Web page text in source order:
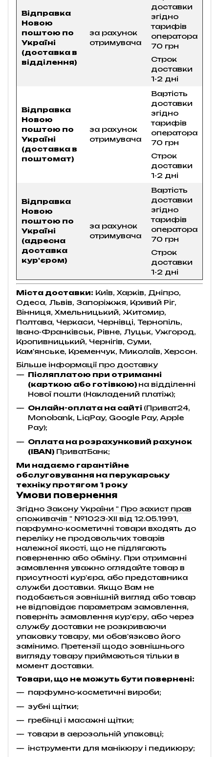
Відправка
Новою
поштою по
Україні
(доставка в
відділення)
за рахунок
отримувача
доставки
згідно
тарифів
оператора
70 грн
Строк
доставки
1-2 дні
Відправка
Новою
поштою по
Україні
(доставка в
поштомат)
за рахунок
отримувача
Вартість
доставки
згідно
тарифів
оператора
70 грн
Строк
доставки
1-2 дні
Відправка
Новою
поштою по
Україні
(адресна
доставка
кур'єром)
за рахунок
отримувача
Вартість
доставки
згідно
тарифів
оператора
70 грн
Строк
доставки
1-2 дні
Міста доставки: Київ, Харків, Дніпро,
Одеса, Львів, Запоріжжя, Кривий Ріг,
Вінниця, Хмельницький, Житомир,
Полтава, Черкаси, Чернівці, Тернопіль,
Івано-Франківськ, Рівне, Луцьк, Ужгород,
Кропивницький, Чернігів, Суми,
Кам'янське, Кременчук, Миколаїв, Херсон.
Більше інформації про доставку
Післяплатою при отриманні
(карткою або готівкою) на відділенні
Нової пошти (Накладений платіж);
Онлайн-оплата на сайті (Приват24,
Monobank, LiqPay, Google Pay, Apple
Pay);
Оплата на розрахунковий рахунок
(IBAN) ПриватБанк;
Ми надаємо гарантійне
обслуговування на перукарську
техніку протягом 1 року
Умови повернення
Згідно Закону України " Про захист прав
споживачів " №1023-XII від 12.05.1991,
парфумно-косметичні товари входять до
переліку не продовольчих товарів
належної якості, що не підлягають
поверненню або обміну. При отриманні
замовлення уважно оглядайте товар в
присутності кур'єра, або представника
служби доставки. Якщо Вам не
подобається зовнішній вигляд або товар
не відповідає параметрам замовлення,
поверніть замовлення кур'єру, або через
службу доставки не розкриваючи
упаковку товару, ми обов'язково його
замінимо. Претензії щодо зовнішнього
вигляду товару приймаються тільки в
момент доставки.
Товари, що не можуть бути повернені:
парфумно-косметичні вироби;
зубні щітки;
гребінці і масажні щітки;
товари в аерозольній упаковці;
інструменти для манікюру і педикюру;